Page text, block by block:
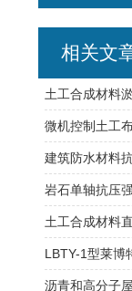
相关文
微机控制土工